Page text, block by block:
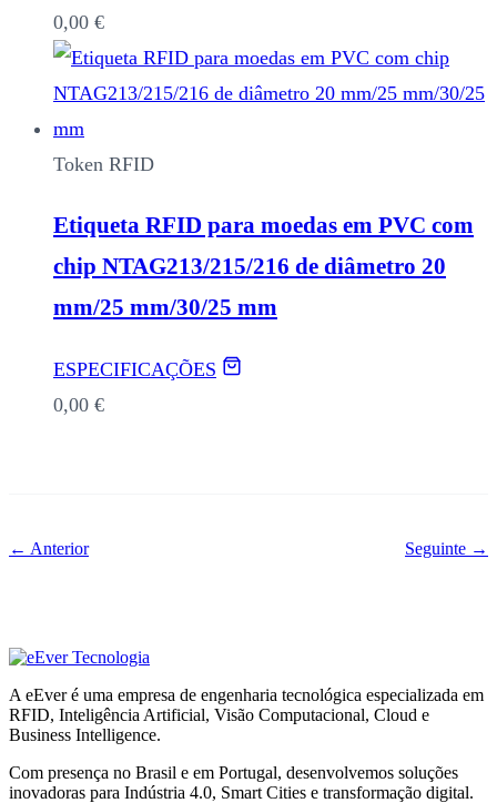
0,00 €
Token RFID
Etiqueta RFID para moedas em PVC com
chip NTAG213/215/216 de diâmetro 20
mm/25 mm/30/25 mm
ESPECIFICAÇÕES
0,00 €
← Anterior Seguinte →
A eEver é uma empresa de engenharia tecnológica especializada em
RFID, Inteligência Artificial, Visão Computacional, Cloud e
Business Intelligence.
Com presença no Brasil e em Portugal, desenvolvemos soluções
inovadoras para Indústria 4.0, Smart Cities e transformação digital.